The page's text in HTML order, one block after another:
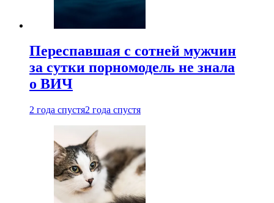
Переспавшая с сотней мужчин
за сутки порномодель не знала
о ВИЧ
2 года спустя2 года спустя